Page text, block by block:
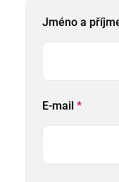
Jméno a
E-mail *